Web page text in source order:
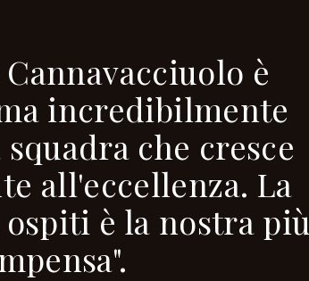
è
incredibilmente
che cresce
all'eccellenza. La
è la nostra più